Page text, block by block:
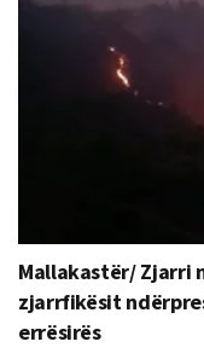
Mallakastër/ Zjarri
zjarrfikësit
errësirës